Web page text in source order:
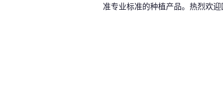
准专业标准的种植产品。热烈欢